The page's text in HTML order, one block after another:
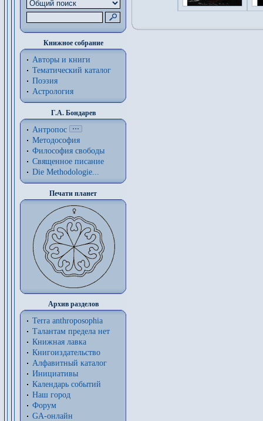
Книжное собрание
Авторы и книги
Тематический каталог
Поэзия
Астрология
Г.А. Бондарев
Антропос
Методософия
Философия cвободы
Священное писание
Die Methodologie...
Печати планет
Архив разделов
Terra anthroposophia
Талантам предела нет
Книжная лавка
Книгоиздательство
Алфавитный каталог
Инициативы
Календарь событий
Наш город
Форум
GA-онлайн